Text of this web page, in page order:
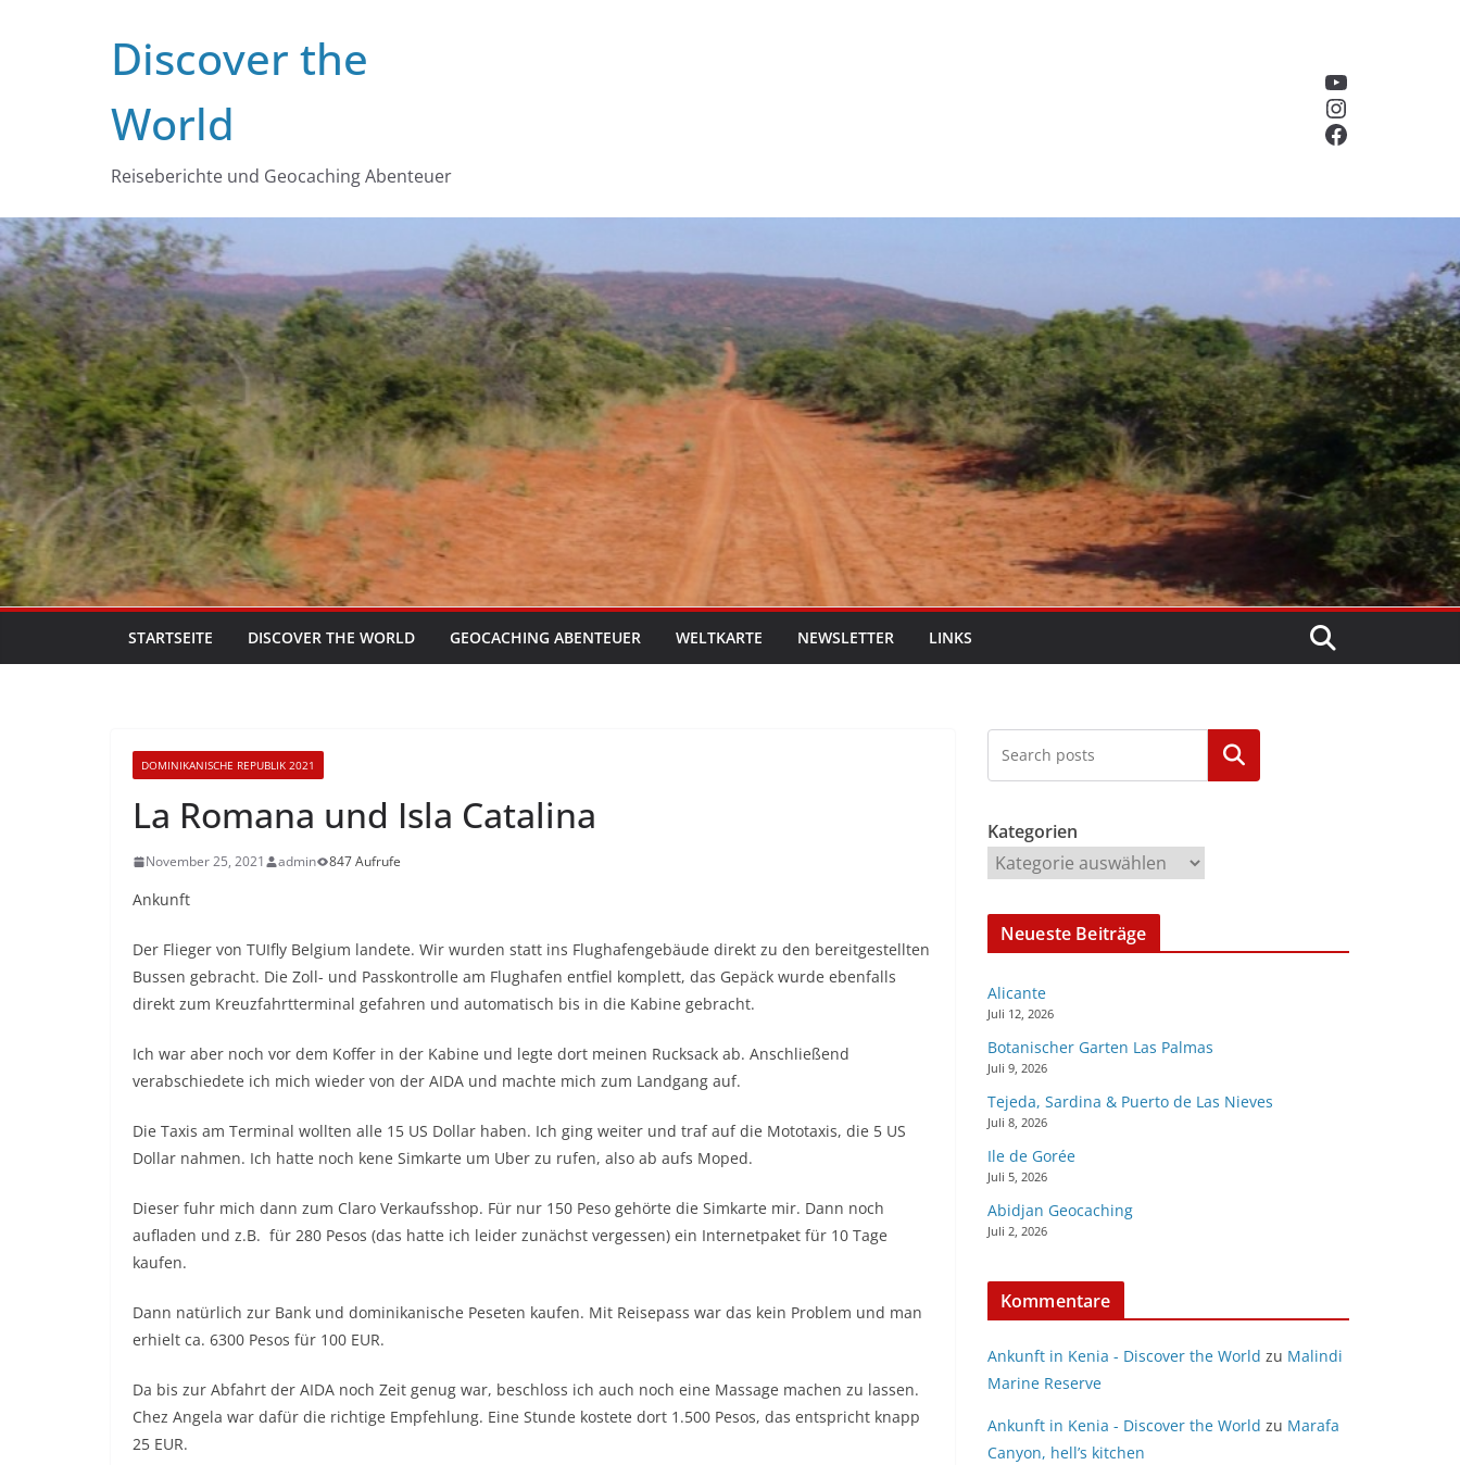
Discover the
World
Reiseberichte und Geocaching Abenteuer
YouTube
Instagram
Facebook
STARTSEITE DISCOVER THE WORLD GEOCACHING ABENTEUER WELTKARTE NEWSLETTER LINKS
DOMINIKANISCHE REPUBLIK 2021
La Romana und Isla Catalina
November 25, 2021 admin 847 Aufrufe
Ankunft
Der Flieger von TUIfly Belgium landete. Wir wurden statt ins Flughafengebäude direkt zu den bereitgestellten
Bussen gebracht. Die Zoll- und Passkontrolle am Flughafen entfiel komplett, das Gepäck wurde ebenfalls
direkt zum Kreuzfahrtterminal gefahren und automatisch bis in die Kabine gebracht.
Ich war aber noch vor dem Koffer in der Kabine und legte dort meinen Rucksack ab. Anschließend
verabschiedete ich mich wieder von der AIDA und machte mich zum Landgang auf.
Die Taxis am Terminal wollten alle 15 US Dollar haben. Ich ging weiter und traf auf die Mototaxis, die 5 US
Dollar nahmen. Ich hatte noch kene Simkarte um Uber zu rufen, also ab aufs Moped.
Dieser fuhr mich dann zum Claro Verkaufsshop. Für nur 150 Peso gehörte die Simkarte mir. Dann noch
aufladen und z.B. für 280 Pesos (das hatte ich leider zunächst vergessen) ein Internetpaket für 10 Tage
kaufen.
Dann natürlich zur Bank und dominikanische Peseten kaufen. Mit Reisepass war das kein Problem und man
erhielt ca. 6300 Pesos für 100 EUR.
Da bis zur Abfahrt der AIDA noch Zeit genug war, beschloss ich auch noch eine Massage machen zu lassen.
Chez Angela war dafür die richtige Empfehlung. Eine Stunde kostete dort 1.500 Pesos, das entspricht knapp
25 EUR.
Kategorien
Kategorien
Neueste Beiträge
Alicante
Juli 12, 2026
Botanischer Garten Las Palmas
Juli 9, 2026
Tejeda, Sardina & Puerto de Las Nieves
Juli 8, 2026
Ile de Gorée
Juli 5, 2026
Abidjan Geocaching
Juli 2, 2026
Kommentare
Ankunft in Kenia - Discover the World zu Malindi
Marine Reserve
Ankunft in Kenia - Discover the World zu Marafa
Canyon, hell’s kitchen